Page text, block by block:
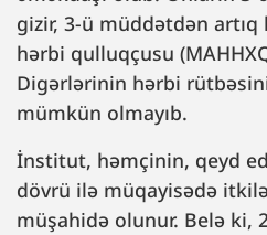
gizir, 3-ü müddətdən
hərbi qulluqçusu
Digərlərinin hərbi
mümkün olmayıb.
İnstitut, həmçinin, qeyd
dövrü ilə müqayisədə
müşahidə olunur. Belə ki,